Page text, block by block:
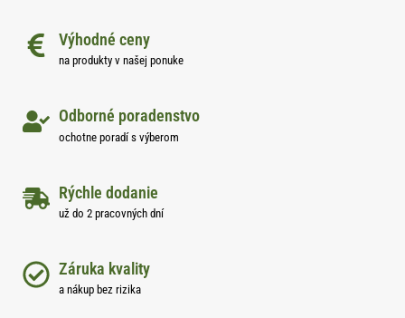
Výhodné ceny
na produkty v našej ponuke
Odborné poradenstvo
ochotne poradí s výberom
Rýchle dodanie
už do 2 pracovných dní
Záruka kvality
a nákup bez rizika